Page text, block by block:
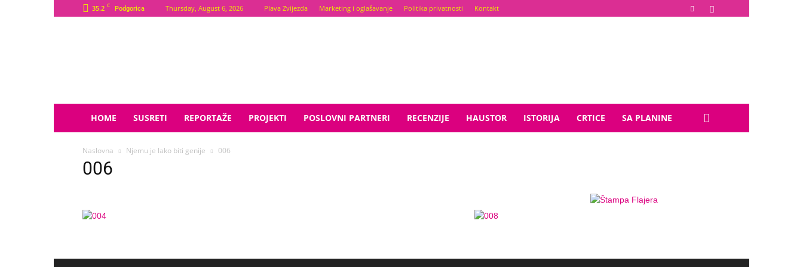
35.2 C Podgorica Thursday, August 6, 2026 Plava Zvijezda Marketing i oglašavanje Politika privatnosti Kontakt
HOME SUSRETI REPORTAŽE PROJEKTI POSLOVNI PARTNERI RECENZIJE HAUSTOR ISTORIJA CRTICE SA PLANINE
Naslovna Njemu je lako biti genije 006
006